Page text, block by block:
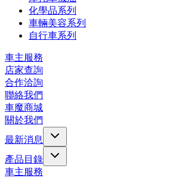
化學品系列
車輛美容系列
自行車系列
車主服務
店家查詢
合作洽詢
聯絡我們
車魔商城
關於我們
最新消息
產品目錄
車主服務